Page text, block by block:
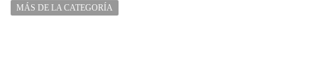
MÁS DE LA CATEGORÍA